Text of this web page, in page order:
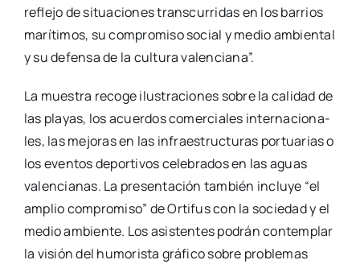
refle­jo de situa­cio­nes trans­cu­rri­das en los barrios
marí­ti­mos, su com­pro­mi­so social y medio ambien­tal
y su defen­sa de la cul­tu­ra valen­cia­na”.
La mues­tra reco­ge ilus­tra­cio­nes sobre la cali­dad de
las pla­yas, los acuer­dos comer­cia­les inter­na­cio­na­
les, las mejo­ras en las infra­es­truc­tu­ras por­tua­rias o
los even­tos depor­ti­vos cele­bra­dos en las aguas
valen­cia­nas. La pre­sen­ta­ción tam­bién inclu­ye “el
amplio com­pro­mi­so” de Orti­fus con la socie­dad y el
medio ambien­te. Los asis­ten­tes podrán con­tem­plar
la visión del humo­ris­ta grá­fi­co sobre pro­ble­mas